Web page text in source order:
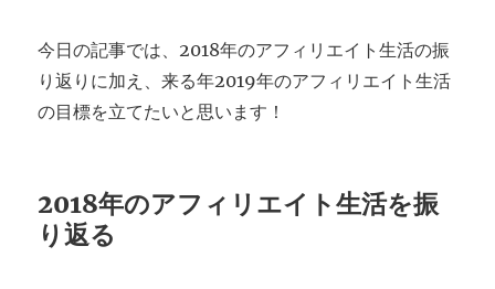
今日の記事では、2018年のアフィリエイト生活の振
り返りに加え、来る年2019年のアフィリエイト生活
の目標を立てたいと思います！
2018年のアフィリエイト生活を振
り返る